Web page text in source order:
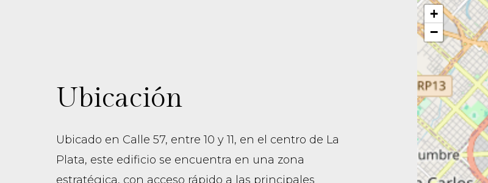
Ubicación
Ubicado en Calle 57, entre 10 y 11, en el centro de La
Plata, este edificio se encuentra en una zona
estratégica, con acceso rápido a las principales
+
−